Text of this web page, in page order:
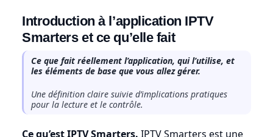
Introduction à l’application IPTV
Smarters et ce qu’elle fait
Ce que fait réellement l’application, qui l’utilise, et
les éléments de base que vous allez gérer.
Une définition claire suivie d’implications pratiques
pour la lecture et le contrôle.
Ce qu’est IPTV Smarters. IPTV Smarters est une